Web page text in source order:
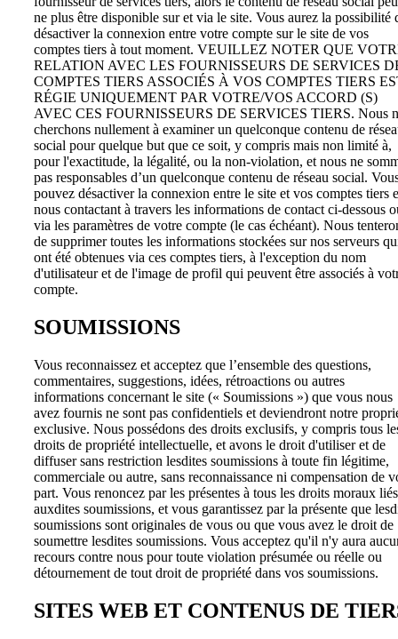
ne plus être disponible sur et via le site. Vous aurez la possibilité
désactiver la connexion entre votre compte sur le site de vos
comptes tiers à tout moment. VEUILLEZ NOTER QUE
RELATION AVEC LES FOURNISSEURS DE SERVICES
COMPTES TIERS ASSOCIÉS À VOS COMPTES TIERS
RÉGIE UNIQUEMENT PAR VOTRE/VOS ACCORD (S)
AVEC CES FOURNISSEURS DE SERVICES TIERS. Nous
cherchons nullement à examiner un quelconque contenu de
social pour quelque but que ce soit, y compris mais non limité à,
pour l'exactitude, la légalité, ou la non-violation, et nous ne
pas responsables d’un quelconque contenu de réseau social.
pouvez désactiver la connexion entre le site et vos comptes tiers
nous contactant à travers les informations de contact ci-dessous
via les paramètres de votre compte (le cas échéant). Nous
de supprimer toutes les informations stockées sur nos serveurs
ont été obtenues via ces comptes tiers, à l'exception du nom
d'utilisateur et de l'image de profil qui peuvent être associés à
compte.
SOUMISSIONS
Vous reconnaissez et acceptez que l’ensemble des questions,
commentaires, suggestions, idées, rétroactions ou autres
informations concernant le site (« Soumissions ») que vous nous
avez fournis ne sont pas confidentiels et deviendront notre
exclusive. Nous possédons des droits exclusifs, y compris tous
droits de propriété intellectuelle, et avons le droit d'utiliser et de
diffuser sans restriction lesdites soumissions à toute fin légitime,
commerciale ou autre, sans reconnaissance ni compensation de
part. Vous renoncez par les présentes à tous les droits moraux liés
auxdites soumissions, et vous garantissez par la présente que
soumissions sont originales de vous ou que vous avez le droit de
soumettre lesdites soumissions. Vous acceptez qu'il n'y aura
recours contre nous pour toute violation présumée ou réelle ou
détournement de tout droit de propriété dans vos soumissions.
SITES WEB ET CONTENUS DE